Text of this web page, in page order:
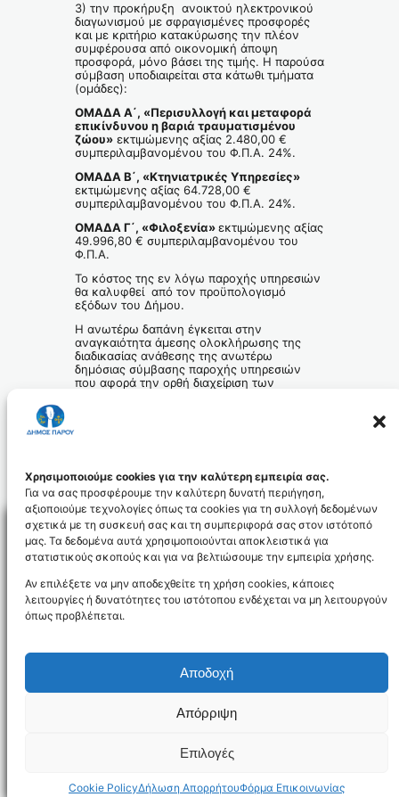
Χρησιμοποιούμε cookies για την καλύτερη εμπειρία σας.
Για να σας προσφέρουμε την καλύτερη δυνατή περιήγηση,
αξιοποιούμε τεχνολογίες όπως τα cookies για τη συλλογή δεδομένων
σχετικά με τη συσκευή σας και τη συμπεριφορά σας στον ιστότοπό
μας. Τα δεδομένα αυτά χρησιμοποιούνται αποκλειστικά για
στατιστικούς σκοπούς και για να βελτιώσουμε την εμπειρία χρήσης.
Αν επιλέξετε να μην αποδεχθείτε τη χρήση cookies, κάποιες
λειτουργίες ή δυνατότητες του ιστότοπου ενδέχεται να μη λειτουργούν
όπως προβλέπεται.
Αποδοχή
Απόρριψη
Επιλογές
Cookie PolicyΔήλωση ΑπορρήτουΦόρμα Επικοινωνίας
3) την προκήρυξη ανοικτού ηλεκτρονικού
διαγωνισμού με σφραγισμένες προσφορές
και με κριτήριο κατακύρωσης την πλέον
συμφέρουσα από οικονομική άποψη
προσφορά, μόνο βάσει της τιμής. Η παρούσα
σύμβαση υποδιαιρείται στα κάτωθι τμήματα
(ομάδες):
ΟΜΑΔΑ Α΄, «Περισυλλογή και μεταφορά
επικίνδυνου η βαριά τραυματισμένου
ζώου» εκτιμώμενης αξίας 2.480,00 €
συμπεριλαμβανομένου του Φ.Π.Α. 24%.
ΟΜΑΔΑ Β΄, «Κτηνιατρικές Υπηρεσίες»
εκτιμώμενης αξίας 64.728,00 €
συμπεριλαμβανομένου του Φ.Π.Α. 24%.
ΟΜΑΔΑ Γ΄, «Φιλοξενία»εκτιμώμενης αξίας
49.996,80 € συμπεριλαμβανομένου του
Φ.Π.Α.
Το κόστος της εν λόγω παροχής υπηρεσιών
θα καλυφθεί από τον προϋπολογισμό
εξόδων του Δήμου.
Η ανωτέρω δαπάνη έγκειται στην
αναγκαιότητα άμεσης ολοκλήρωσης της
διαδικασίας ανάθεσης της ανωτέρω
δημόσιας σύμβασης παροχής υπηρεσιών
που αφορά την ορθή διαχείριση των
Το Γραφείο Τύπου
NEWSLETTER
Δήλωση Προσβασιμότητας
Δήμος Πάρου